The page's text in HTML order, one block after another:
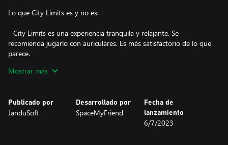
Lo que City Limits es y no es:
- City Limits es una experiencia tranquila y relajante. Se
recomienda jugarlo con auriculares. Es más satisfactorio de lo que
parece.
ciudades tradicional.
Mostrar más
Publicado por
JanduSoft
Desarrollado por
SpaceMyFriend
Fecha de
lanzamiento
6/7/2023